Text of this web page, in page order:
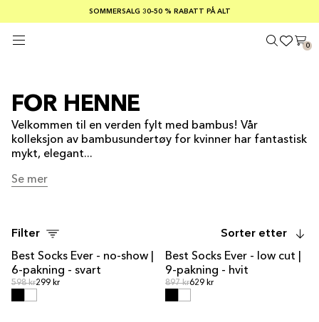
SOMMERSALG 30–50 % RABATT PÅ ALT
GRATIS FRAKT PÅ ORDRE OVER €100
TRYGGE BETALINGER MED KLARNA
0
FOR HENNE
Velkommen til en verden fylt med bambus! Vår
kolleksjon av bambusundertøy for kvinner har fantastisk
mykt, elegant...
Se mer
Filter Sorter etter
MULTIPAKKETILBUD
Best Socks Ever - no-show |
6-pakning - svart
Ordinær pris
598 krOrdinær pris
299 kr
MULTIPAKKETILBUD
Best Socks Ever - low cut |
9-pakning - hvit
Ordinær pris
897 krOrdinær pris
629 kr